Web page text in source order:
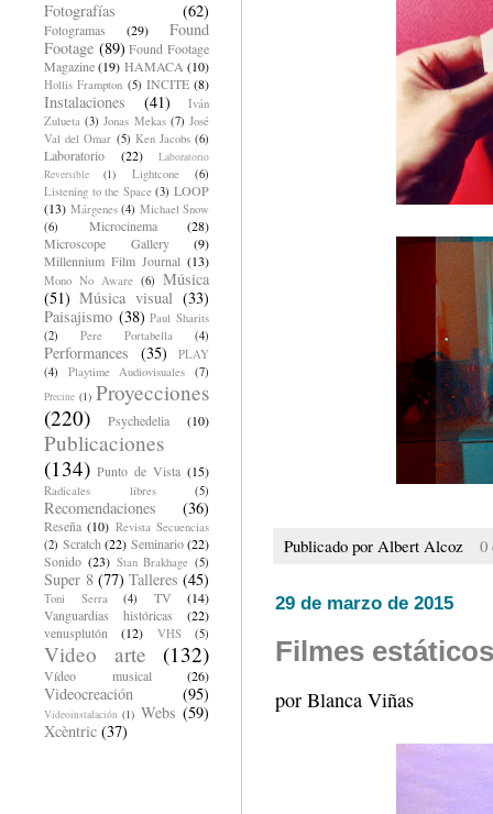
Publicado por Albert Alcoz 0
29 de marzo de 2015
Filmes estáticos
por Blanca Viñas
Fotografías (62)
Fotogramas (29)
Found
Footage (89) Found Footage
Magazine (19) HAMACA (10)
Hollis Frampton (5) INCITE (8)
Instalaciones (41)
Iván
Zulueta (3) Jonas Mekas (7) José
Val del Omar (5) Ken Jacobs (6)
Laboratorio (22)
Laboratorio
Reversible
(1) Lightcone
(6)
Listening to the Space (3) LOOP
(13) Márgenes (4) Michael Snow
(6)
Microcinema
(28)
Microscope Gallery
(9)
Millennium Film Journal (13)
Mono No Aware (6) Música
(51) Música visual (33)
Paisajismo (38) Paul Sharits
(2)
Pere Portabella (4)
Performances (35)
PLAY
(4)
Playtime Audiovisuales (7)
Precine (1) Proyecciones
(220)
Psychedelia (10)
Publicaciones
(134) Punto de Vista (15)
Radicales libres (5)
Recomendaciones (36)
Reseña (10) Revista Secuencias
(2) Scratch (22) Seminario (22)
Sonido (23) Stan Brakhage (5)
Super 8 (77) Talleres (45)
Toni Serra (4) TV
(14)
Vanguardias históricas
(22)
venusplutón
(12) VHS (5)
Video arte (132)
Vídeo musical (26)
Videocreación (95)
Videoinstalación (1) Webs (59)
Xcèntric (37)